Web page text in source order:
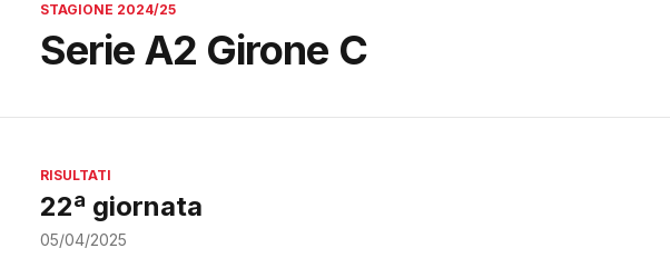
STAGIONE 2024/25
Serie A2 Girone C
RISULTATI
22ª giornata
05/04/2025